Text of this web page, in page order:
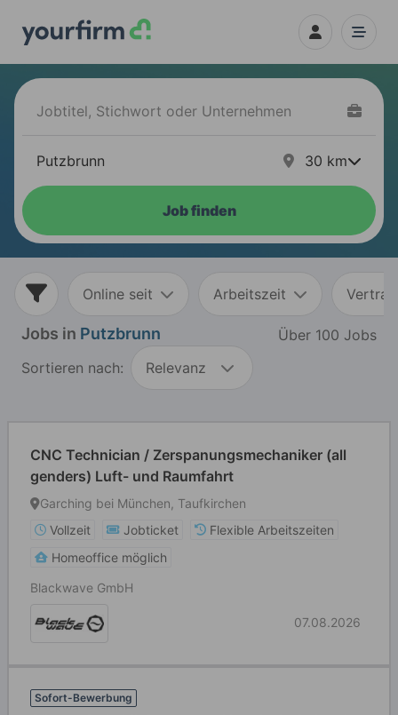
30 km
Job finden
Online seit Arbeitszeit
Jobs in Putzbrunn
Über 100 Jobs
Sortieren nach:
Relevanz
CNC Technician / Zerspanungsmechaniker (all
genders) Luft- und Raumfahrt
Garching bei München, Taufkirchen
Vollzeit
Jobticket
Flexible Arbeitszeiten
Homeoffice möglich
Blackwave GmbH
07.08.2026
Sofort-Bewerbung